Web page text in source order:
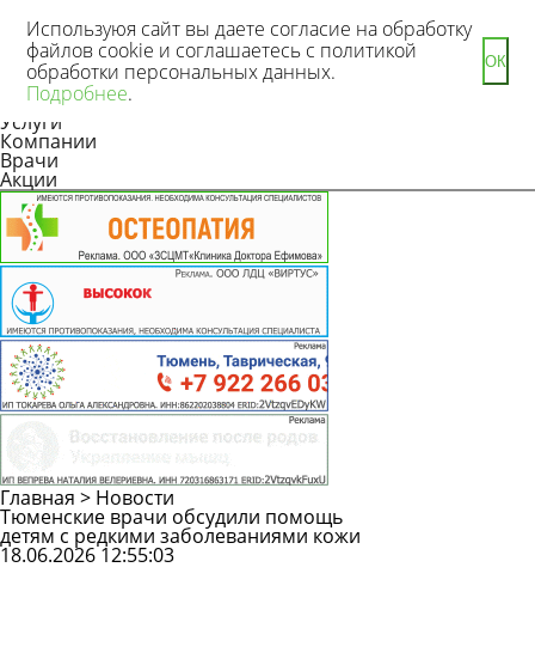
Новости
Статьи
Услуги
Компании
Врачи
Акции
Главная > Новости
Тюменские врачи обсудили помощь
детям с редкими заболеваниями кожи
18.06.2026 12:55:03
Используюя сайт вы даете согласие на обработку
файлов cookie и соглашаетесь с политикой
обработки персональных данных.
Подробнее.
ОК